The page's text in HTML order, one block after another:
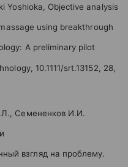
Yoshioka, Objective analysis
using breakthrough
A preliminary pilot
10.1111/srt.13152, 28,
Семененков И.И.
взгляд на проблему.